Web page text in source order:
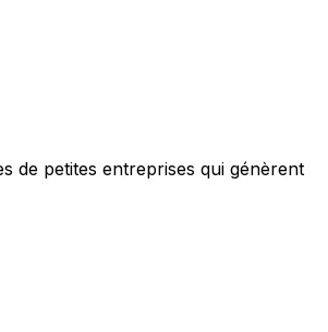
de petites entreprises qui génèrent